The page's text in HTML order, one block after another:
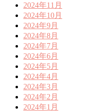
2024年11月
2024年10月
2024年9月
2024年8月
2024年7月
2024年6月
2024年5月
2024年4月
2024年3月
2024年2月
2024年1月